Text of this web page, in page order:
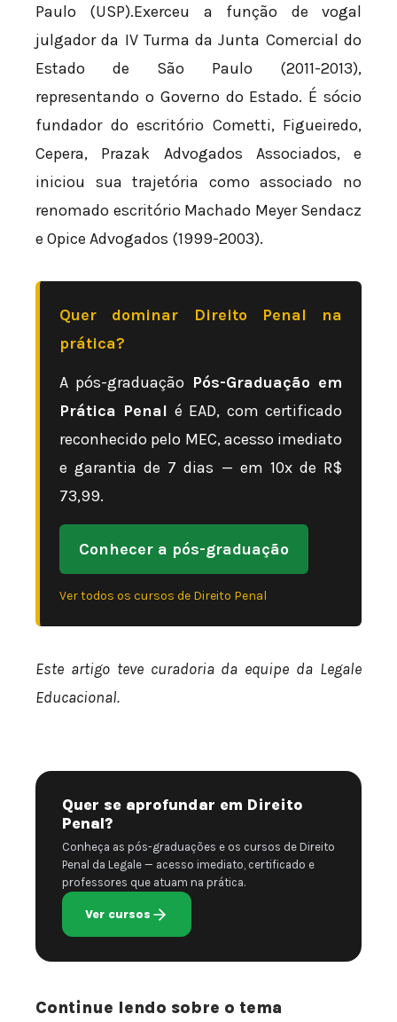
Paulo (USP).Exerceu a função de vogal
julgador da IV Turma da Junta Comercial do
Estado de São Paulo (2011-2013),
representando o Governo do Estado. É sócio
fundador do escritório Cometti, Figueiredo,
Cepera, Prazak Advogados Associados, e
iniciou sua trajetória como associado no
renomado escritório Machado Meyer Sendacz
e Opice Advogados (1999-2003).
Quer dominar Direito Penal na
prática?
A pós-graduação Pós-Graduação em
Prática Penal é EAD, com certificado
reconhecido pelo MEC, acesso imediato
e garantia de 7 dias — em 10x de R$
73,99.
Conhecer a pós-graduação
Ver todos os cursos de Direito Penal
Este artigo teve curadoria da equipe da Legale
Educacional.
Quer se aprofundar em Direito
Penal?
Conheça as pós-graduações e os cursos de Direito
Penal da Legale — acesso imediato, certificado e
professores que atuam na prática.
Ver cursos
Continue lendo sobre o tema